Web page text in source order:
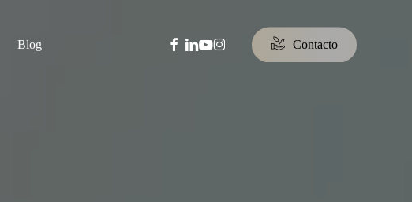
Blog facebook
linkedin
youtube
instagram Contacto